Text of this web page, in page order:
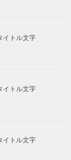
イトル文字
イトル文字
イトル文字